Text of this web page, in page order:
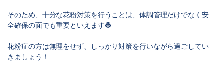
そのため、十分な花粉対策を行うことは、体調管理だけでなく安
全確保の面でも重要といえます👷
花粉症の方は無理をせず、しっかり対策を行いながら過ごしてい
きましょう！